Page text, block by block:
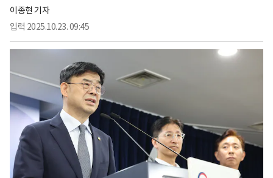
이종현 기자
입력 2025.10.23. 09:45